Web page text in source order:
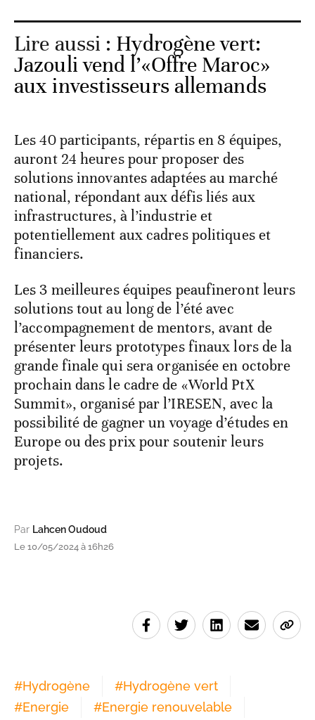
Lire aussi : Hydrogène vert:
Jazouli vend l’«Offre Maroc»
aux investisseurs allemands
Les 40 participants, répartis en 8 équipes,
auront 24 heures pour proposer des
solutions innovantes adaptées au marché
national, répondant aux défis liés aux
infrastructures, à l’industrie et
potentiellement aux cadres politiques et
financiers.
Les 3 meilleures équipes peaufineront leurs
solutions tout au long de l’été avec
l’accompagnement de mentors, avant de
présenter leurs prototypes finaux lors de la
grande finale qui sera organisée en octobre
prochain dans le cadre de «World PtX
Summit», organisé par l’IRESEN, avec la
possibilité de gagner un voyage d’études en
Europe ou des prix pour soutenir leurs
projets.
Par Lahcen Oudoud
Le 10/05/2024 à 16h26
#Hydrogène #Hydrogène vert
#Energie #Energie renouvelable